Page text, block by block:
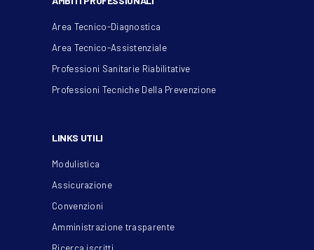
Area Tecnico-Diagnostica
Area Tecnico-Assistenziale
Professioni Sanitarie Riabilitative
Professioni Tecniche Della Prevenzione
LINKS UTILI
Modulistica
Assicurazione
Convenzioni
Amministrazione trasparente